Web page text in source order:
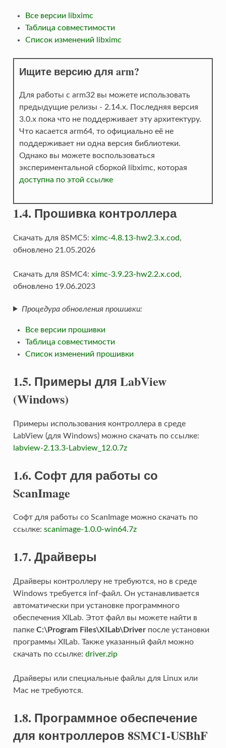
Все версии libximc
Таблица совместимости
Список изменений libximc
Ищите версию для arm?
Для работы с arm32 вы можете использовать
предыдущие релизы - 2.14.x. Последняя версия
3.0.x пока что не поддерживает эту архитектуру.
Что касается arm64, то официально её не
поддерживает ни одна версия библиотеки.
Однако вы можете воспользоваться
экспериментальной сборкой libximc, которая
доступна по этой ссылке
1.4. Прошивка контроллера
Скачать для 8SMC5: ximc-4.8.13-hw2.3.x.cod,
обновлено 21.05.2026
Скачать для 8SMC4: ximc-3.9.23-hw2.2.x.cod,
обновлено 19.06.2023
Процедура обновления прошивки:
Все версии прошивки
Таблица совместимости
Список изменений прошивки
1.5. Примеры для LabView
(Windows)
Примеры использования контроллера в среде
LabView (для Windows) можно скачать по ссылке:
labview-2.13.3-Labview_12.0.7z
1.6. Софт для работы со
ScanImage
Софт для работы со ScanImage можно скачать по
ссылке: scanimage-1.0.0-win64.7z
1.7. Драйверы
Драйверы контроллеру не требуются, но в среде
Windows требуется inf-файл. Он устанавливается
автоматически при установке программного
обеспечения XILab. Этот файл вы можете найти в
папке C:\Program Files\XILab\Driverпосле установки
программы XILab. Также указанный файл можно
скачать по ссылке: driver.zip
Драйверы или специальные файлы для Linux или
Mac не требуются.
1.8. Программное обеспечение
для контроллеров 8SMC1-USBhF